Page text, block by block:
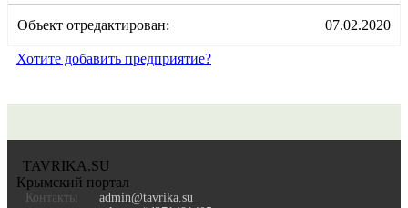
Объект отредактирован: 07.02.2020
Хотите добавить предприятие?
TAVRIKA.SU
Крымский портал
Контакты
admin@tavrika.su